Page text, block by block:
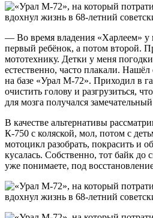
— Во время владения «Харлеем» у
первый ребёнок, а потом второй.
мототехнику. Детки у меня
естественно, часто плакали.
на базе «Урал М-72». Приходил в
очистить голову и разгрузиться,
для мозга получался
В качестве альтернативы
К-750 с коляской, мол, потом с
мотоцикл разобрать, покрасить и
кусалась. Собственно, тот байк
уже понимаете, под